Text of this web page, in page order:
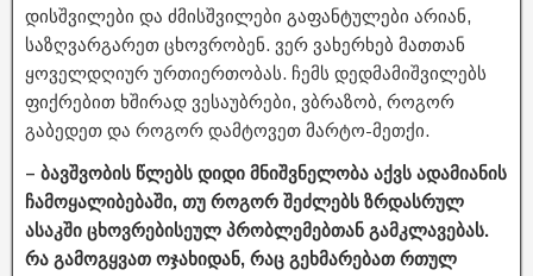
დისშვილები და ძმისშვილები გაფანტულები არიან,
საზღვარგარეთ ცხოვრობენ. ვერ ვახერხებ მათთან
ყოველდღიურ ურთიერთობას. ჩემს დედმამიშვილებს
ფიქრებით ხშირად ვესაუბრები, ვბრაზობ, როგორ
გაბედეთ და როგორ დამტოვეთ მარტო-მეთქი.
– ბავშვობის წლებს დიდი მნიშვნელობა აქვს ადამიანის
ჩამოყალიბებაში, თუ როგორ შეძლებს ზრდასრულ
ასაკში ცხოვრებისეულ პრობლემებთან გამკლავებას.
რა გამოგყვათ ოჯახიდან, რაც გეხმარებათ რთულ